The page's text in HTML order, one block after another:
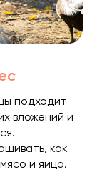
подходит
вложений и
как
и яйца.